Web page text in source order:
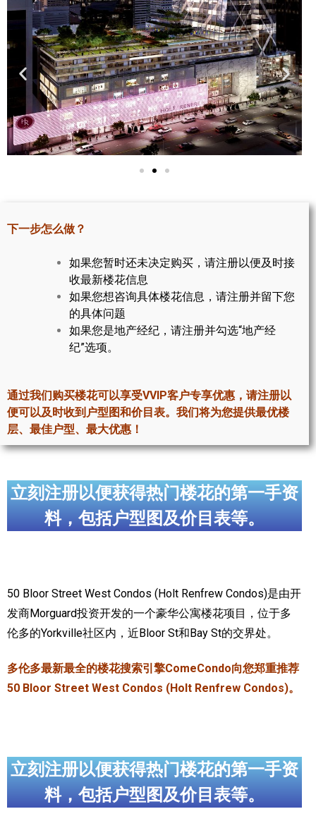
楼花地图
楼花转让专区
多伦多市中心楼花项目
怡陶碧谷社区介绍
怡陶碧谷楼花项目
密西沙加社区介绍
密西沙加楼花项目
奥克维尔社区介绍
奥克维尔楼花项目
列治文山楼花项目
万锦楼花项目
留学生指南
实用链接
大多伦多教育网站
大多伦多医疗机构
加拿大银行贷款机构
大多伦多交通网络
走近加拿大
下一步怎么做？
如果您暂时还未决定购买，请注册以便及时接
收最新楼花信息
如果您想咨询具体楼花信息，请注册并留下您
的具体问题
如果您是地产经纪，请注册并勾选“地产经
纪”选项。
通过我们购买楼花可以享受VVIP客户专享优惠，请注册以
便可以及时收到户型图和价目表。我们将为您提供最优楼
层、最佳户型、最大优惠！
立刻注册以便获得热门楼花的第一手资
料，包括户型图及价目表等。
50 Bloor Street West Condos (Holt Renfrew Condos)是由开
发商Morguard投资开发的一个豪华公寓楼花项目，位于多
伦多的Yorkville社区内，近Bloor St和Bay St的交界处。
多伦多最新最全的楼花搜索引擎ComeCondo向您郑重推荐
50 Bloor Street West Condos (Holt Renfrew Condos)。
立刻注册以便获得热门楼花的第一手资
料，包括户型图及价目表等。